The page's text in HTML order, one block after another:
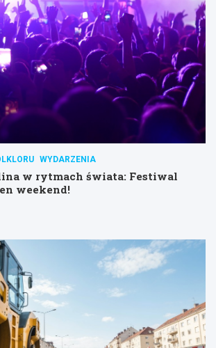
WYDARZENIA
w rytmach świata: Festiwal
weekend!